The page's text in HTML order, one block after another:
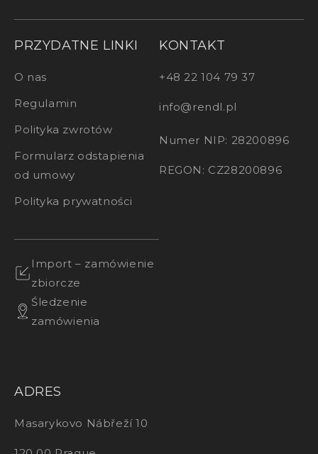
PRZYDATNE LINKI
O nas
Regulamin
Polityka zwrotów
Formularz odstapienia
od umowy
Polityka prywatności
Import – zamówienie
zbiorcze
Śledzenie
zamówienia
KONTAKT
+48 22 104 79 37
info@rendl.pl
Numer NIP: 28200896
REGON: CZ28200896
ADRES
Masarykovo Nábřeží 10